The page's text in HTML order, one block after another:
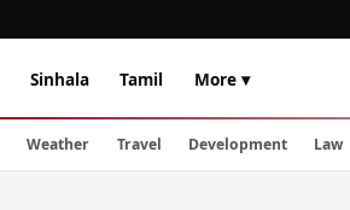
Sinhala Tamil More ▾
Weather Travel Development Law